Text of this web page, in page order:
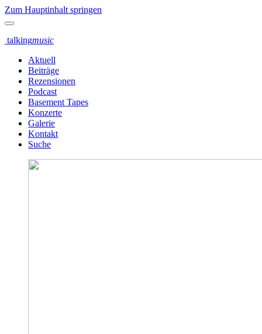
Zum Hauptinhalt springen
talkingmusic
Aktuell
Beiträge
Rezensionen
Podcast
Basement Tapes
Konzerte
Galerie
Kontakt
Suche